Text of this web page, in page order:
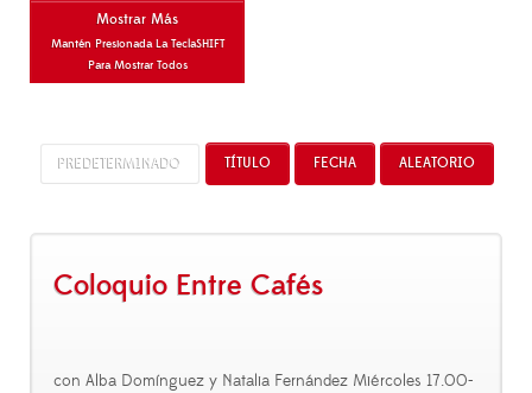
Mostrar Más
Mantén Presionada La TeclaSHIFT
Para Mostrar Todos
PREDETERMINADO TÍTULO FECHA ALEATORIO
Coloquio Entre Cafés
con Alba Domínguez y Natalia Fernández Miércoles 17.00-